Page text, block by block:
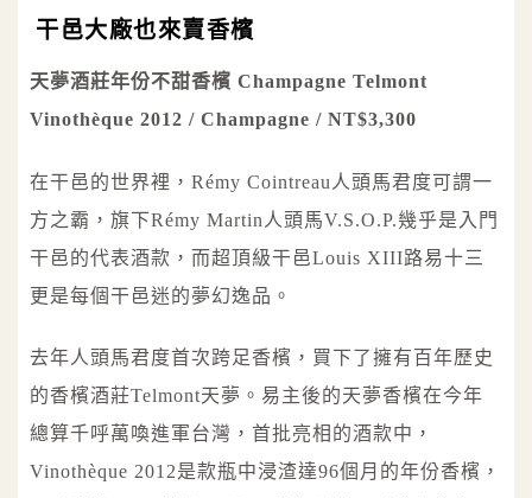
干邑大廠也來賣香檳
天夢酒莊年份不甜香檳 Champagne Telmont
Vinothèque 2012 / Champagne / NT$3,300
在干邑的世界裡，Rémy Cointreau人頭馬君度可謂一
方之霸，旗下Rémy Martin人頭馬V.S.O.P.幾乎是入門
干邑的代表酒款，而超頂級干邑Louis XIII路易十三
更是每個干邑迷的夢幻逸品。
去年人頭馬君度首次跨足香檳，買下了擁有百年歷史
的香檳酒莊Telmont天夢。易主後的天夢香檳在今年
總算千呼萬喚進軍台灣，首批亮相的酒款中，
Vinothèque 2012是款瓶中浸渣達96個月的年份香檳，